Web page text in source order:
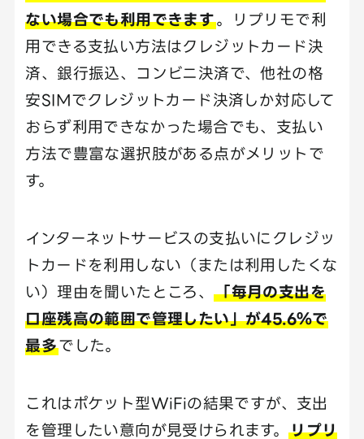
ない場合でも利用できます。リプリモで利
用できる支払い方法はクレジットカード決
済、銀行振込、コンビニ決済で、他社の格
安SIMでクレジットカード決済しか対応して
おらず利用できなかった場合でも、支払い
方法で豊富な選択肢がある点がメリットで
す。
インターネットサービスの支払いにクレジッ
トカードを利用しない（または利用したくな
い）理由を聞いたところ、「毎月の支出を
口座残高の範囲で管理したい」が45.6％で
最多でした。
これはポケット型WiFiの結果ですが、支出
を管理したい意向が見受けられます。リプリ